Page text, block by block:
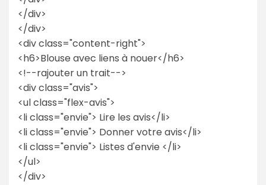
</div>
</div>
<div class="content-right">
<h6>Blouse avec liens à nouer</h6>
<!--rajouter un trait-->
<div class="avis">
<ul class="flex-avis">
<li class="envie"> Lire les avis</li>
<li class="envie"> Donner votre avis</li>
<li class="envie"> Listes d'envie </li>
</ul>
</div>